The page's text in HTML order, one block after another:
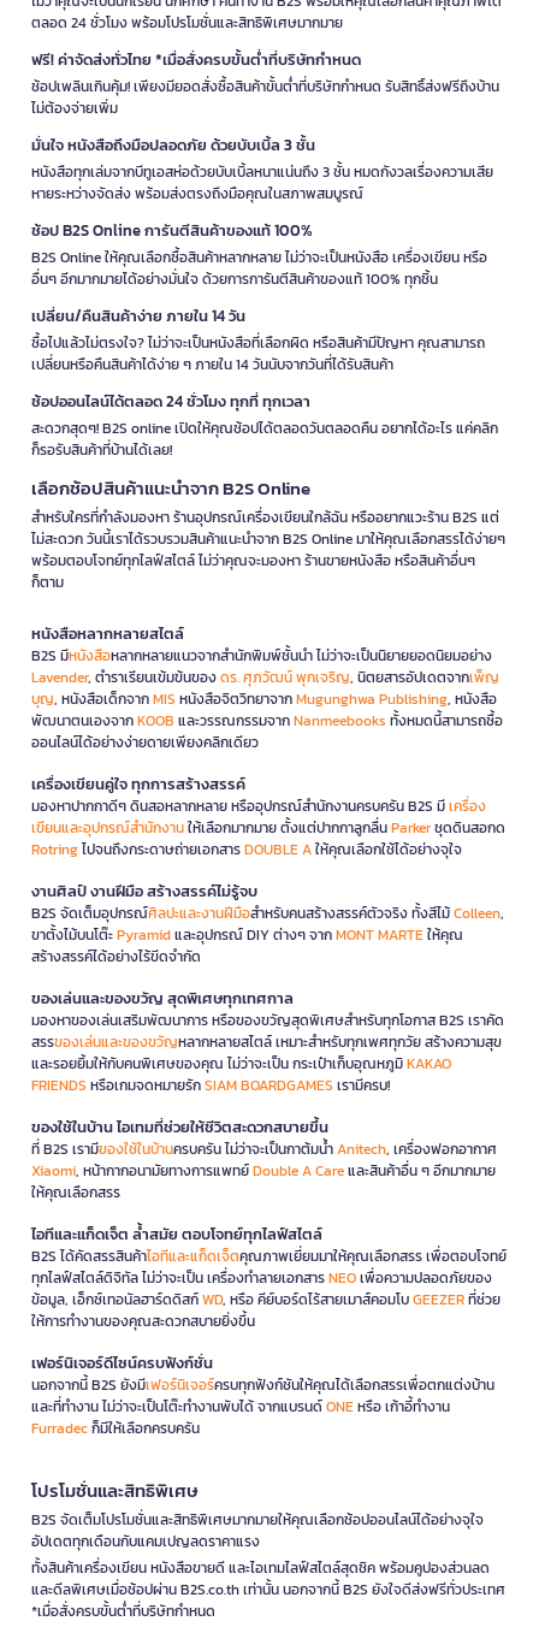
ตลอด 24 ชั่วโมง พร้อมโปรโมชั่นและสิทธิพิเศษมากมาย
ฟรี! ค่าจัดส่งทั่วไทย *เมื่อสั่งครบขั้นต่ำที่บริษัทกำหนด
ช้อปเพลินเกินคุ้ม! เพียงมียอดสั่งซื้อสินค้าขั้นต่ำที่บริษัทกำหนด รับสิทธิ์ส่งฟรีถึงบ้าน
ไม่ต้องจ่ายเพิ่ม
มั่นใจ หนังสือถึงมือปลอดภัย ด้วยบับเบิ้ล 3 ชั้น
หนังสือทุกเล่มจากบีทูเอสห่อด้วยบับเบิ้ลหนาแน่นถึง 3 ชั้น หมดกังวลเรื่องความเสีย
หายระหว่างจัดส่ง พร้อมส่งตรงถึงมือคุณในสภาพสมบูรณ์
ช้อป B2S Online การันตีสินค้าของแท้ 100%
B2S Online ให้คุณเลือกซื้อสินค้าหลากหลาย ไม่ว่าจะเป็นหนังสือ เครื่องเขียน หรือ
อื่นๆ อีกมากมายได้อย่างมั่นใจ ด้วยการการันตีสินค้าของแท้ 100% ทุกชิ้น
เปลี่ยน/คืนสินค้าง่าย ภายใน 14 วัน
ซื้อไปแล้วไม่ตรงใจ? ไม่ว่าจะเป็นหนังสือที่เลือกผิด หรือสินค้ามีปัญหา คุณสามารถ
เปลี่ยนหรือคืนสินค้าได้ง่าย ๆ ภายใน 14 วันนับจากวันที่ได้รับสินค้า
ช้อปออนไลน์ได้ตลอด 24 ชั่วโมง ทุกที่ ทุกเวลา
สะดวกสุดๆ! B2S online เปิดให้คุณช้อปได้ตลอดวันตลอดคืน อยากได้อะไร แค่คลิก
ก็รอรับสินค้าที่บ้านได้เลย!
เลือกช้อปสินค้าแนะนำจาก B2S Online
สำหรับใครที่กำลังมองหา ร้านอุปกรณ์เครื่องเขียนใกล้ฉัน หรืออยากแวะร้าน B2S แต่
ไม่สะดวก วันนี้เราได้รวบรวมสินค้าแนะนำจาก B2S Online มาให้คุณเลือกสรรได้ง่ายๆ
พร้อมตอบโจทย์ทุกไลฟ์สไตล์ ไม่ว่าคุณจะมองหา ร้านขายหนังสือ หรือสินค้าอื่นๆ
ก็ตาม
หนังสือหลากหลายสไตล์
B2S มีหนังสือหลากหลายแนวจากสำนักพิมพ์ชั้นนำ ไม่ว่าจะเป็นนิยายยอดนิยมอย่าง
Lavender, ตำราเรียนเข้มข้นของดร. ศุภวัฒน์ พุกเจริญ, นิตยสารอัปเดตจากเพ็ญ
บุญ, หนังสือเด็กจากMIS หนังสือจิตวิทยาจากMugunghwa Publishing, หนังสือ
พัฒนาตนเองจากKOOB และวรรณกรรมจากNanmeebooks ทั้งหมดนี้สามารถซื้อ
ออนไลน์ได้อย่างง่ายดายเพียงคลิกเดียว
เครื่องเขียนคู่ใจ ทุกการสร้างสรรค์
มองหาปากกาดีๆ ดินสอหลากหลาย หรืออุปกรณ์สำนักงานครบครัน B2S มีเครื่อง
เขียนและอุปกรณ์สำนักงานให้เลือกมากมาย ตั้งแต่ปากกาลูกลื่นParkerชุดดินสอกด
Rotringไปจนถึงกระดาษถ่ายเอกสารDOUBLE Aให้คุณเลือกใช้ได้อย่างจุใจ
งานศิลป์ งานฝีมือ สร้างสรรค์ไม่รู้จบ
B2S จัดเต็มอุปกรณ์ศิลปะและงานฝีมือสำหรับคนสร้างสรรค์ตัวจริง ทั้งสีไม้Colleen,
ขาตั้งไม้บนโต๊ะPyramidและอุปกรณ์ DIY ต่างๆ จากMONT MARTEให้คุณ
สร้างสรรค์ได้อย่างไร้ขีดจำกัด
ของเล่นและของขวัญ สุดพิเศษทุกเทศกาล
มองหาของเล่นเสริมพัฒนาการ หรือของขวัญสุดพิเศษสำหรับทุกโอกาส B2S เราคัด
สรรของเล่นและของขวัญหลากหลายสไตล์ เหมาะสำหรับทุกเพศทุกวัย สร้างความสุข
และรอยยิ้มให้กับคนพิเศษของคุณ ไม่ว่าจะเป็น กระเป๋าเก็บอุณหภูมิKAKAO
FRIENDS หรือเกมจดหมายรักSIAM BOARDGAMES เรามีครบ!
ของใช้ในบ้าน ไอเทมที่ช่วยให้ชีวิตสะดวกสบายขึ้น
ที่ B2S เรามีของใช้ในบ้านครบครัน ไม่ว่าจะเป็นกาต้มน้ำAnitech, เครื่องฟอกอากาศ
Xiaomi, หน้ากากอนามัยทางการแพทย์Double A Careและสินค้าอื่น ๆ อีกมากมาย
ให้คุณเลือกสรร
ไอทีและแก็ดเจ็ต ล้ำสมัย ตอบโจทย์ทุกไลฟ์สไตล์
B2S ได้คัดสรรสินค้าไอทีและแก็ดเจ็ตคุณภาพเยี่ยมมาให้คุณเลือกสรร เพื่อตอบโจทย์
ทุกไลฟ์สไตล์ดิจิทัล ไม่ว่าจะเป็น เครื่องทำลายเอกสารNEOเพื่อความปลอดภัยของ
ข้อมูล, เอ็กซ์เทอนัลฮาร์ดดิสก์WD, หรือ คีย์บอร์ดไร้สายเมาส์คอมโบGEEZERที่ช่วย
ให้การทำงานของคุณสะดวกสบายยิ่งขึ้น
เฟอร์นิเจอร์ดีไซน์ครบฟังก์ชั่น
นอกจากนี้ B2S ยังมีเฟอร์นิเจอร์ครบทุกฟังก์ชันให้คุณได้เลือกสรรเพื่อตกแต่งบ้าน
และที่ทำงาน ไม่ว่าจะเป็นโต๊ะทำงานพับได้ จากแบรนด์ONEหรือ เก้าอี้ทำงาน
Furradecก็มีให้เลือกครบครัน
โปรโมชั่นและสิทธิพิเศษ
B2S จัดเต็มโปรโมชั่นและสิทธิพิเศษมากมายให้คุณเลือกช้อปออนไลน์ได้อย่างจุใจ
อัปเดตทุกเดือนกับแคมเปญลดราคาแรง
ทั้งสินค้าเครื่องเขียน หนังสือขายดี และไอเทมไลฟ์สไตล์สุดชิค พร้อมคูปองส่วนลด
และดีลพิเศษเมื่อช้อปผ่าน B2S.co.th เท่านั้น นอกจากนี้ B2S ยังใจดีส่งฟรีทั่วประเทศ
*เมื่อสั่งครบขั้นต่ำที่บริษัทกำหนด